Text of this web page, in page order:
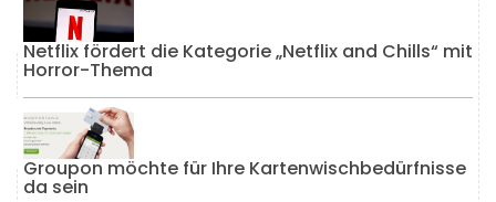
Netflix fördert die Kategorie „Netflix and Chills“ mit
Horror-Thema
Groupon möchte für Ihre Kartenwischbedürfnisse
da sein